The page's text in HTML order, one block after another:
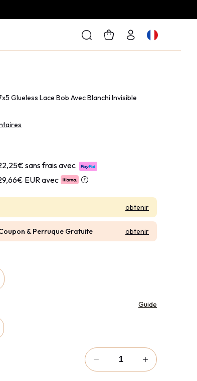
Glueless Lace Bob Avec Blanchi Invisible
sans frais avec
EUR avec
obtenir
& Perruque Gratuite obtenir
Guide